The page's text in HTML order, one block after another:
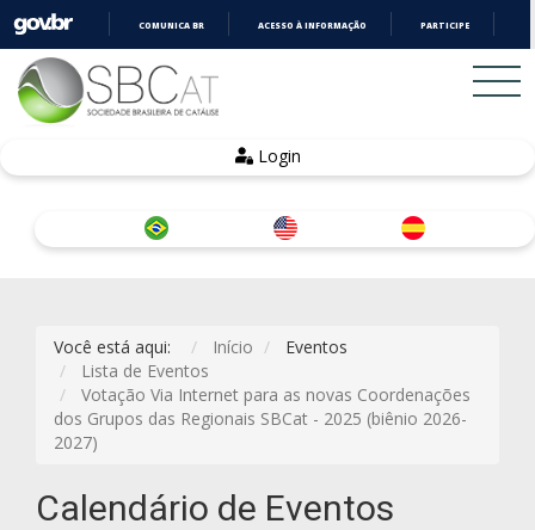
COMUNICA BR ACESSO À INFORMAÇÃO PARTICIPE
Login
Você está aqui: Início
Eventos
Lista de Eventos
Votação Via Internet para as novas Coordenações
dos Grupos das Regionais SBCat - 2025 (biênio 2026-
2027)
Calendário de Eventos